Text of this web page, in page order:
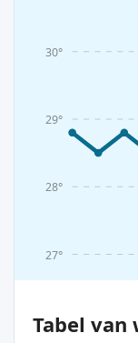
27°
28°
29°
30°
Tabel